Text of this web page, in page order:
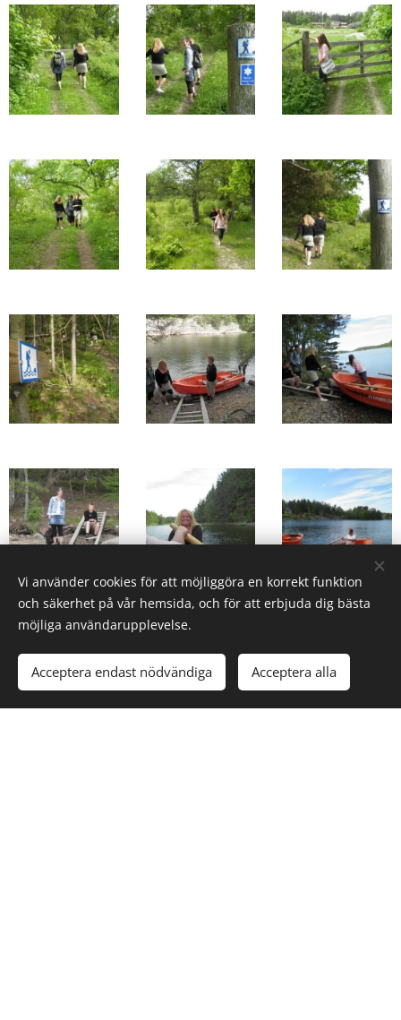
Vi använder cookies för att möjliggöra en korrekt funktion
och säkerhet på vår hemsida, och för att erbjuda dig bästa
möjliga användarupplevelse.
Acceptera endast nödvändiga Acceptera alla